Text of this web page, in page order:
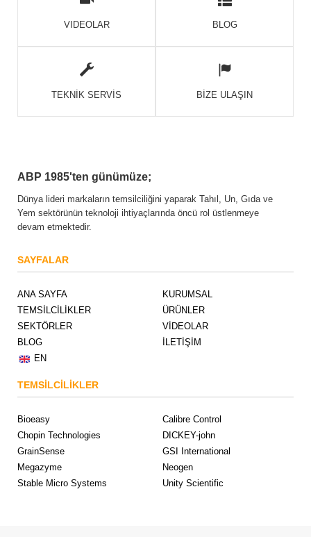
VIDEOLAR BLOG
TEKNİK SERVİS BİZE ULAŞIN
ABP 1985'ten günümüze;
Dünya lideri markaların temsilciliğini yaparak Tahıl, Un, Gıda ve
Yem sektörünün teknoloji ihtiyaçlarında öncü rol üstlenmeye
devam etmektedir.
SAYFALAR
ANA SAYFA
KURUMSAL
TEMSİLCİLİKLER
ÜRÜNLER
SEKTÖRLER
VİDEOLAR
BLOG
İLETİŞİM
EN
TEMSİLCİLİKLER
Bioeasy
Calibre Control
Chopin Technologies
DICKEY-john
GrainSense
GSI International
Megazyme
Neogen
Stable Micro Systems
Unity Scientific